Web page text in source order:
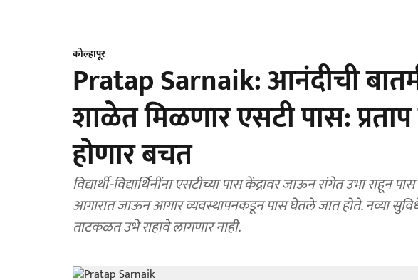
कोल्हापूर
Pratap Sarnaik: आनंदीची
शाळेत मिळणार एसटी पास:
हाेणार बचत
विद्यार्थी-विद्यार्थिनींना एसटीच्या पास केंद्रावर जाऊन रांगेत उभा राहून
आगारात जाऊन आगार व्यवस्थापनकडून पास घेतले जात होते. नव्या
ताटकळत उभे राहावे लागणार नाही.